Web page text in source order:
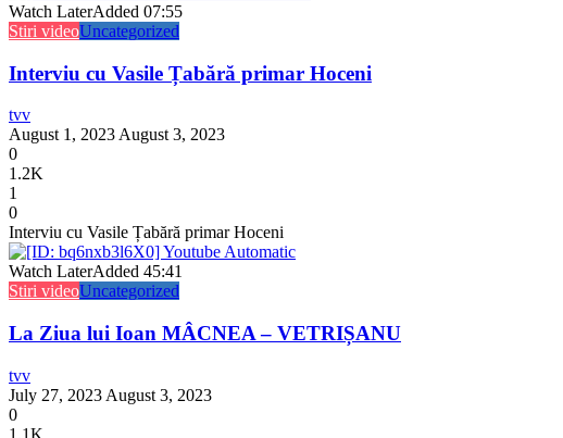
Watch LaterAdded 07:55
Stiri videoUncategorized
Interviu cu Vasile Țabără primar Hoceni
tvv
August 1, 2023 August 3, 2023
0
1.2K
1
0
Interviu cu Vasile Țabără primar Hoceni
Watch LaterAdded 45:41
Stiri videoUncategorized
La Ziua lui Ioan MÂCNEA – VETRIȘANU
tvv
July 27, 2023 August 3, 2023
0
1.1K